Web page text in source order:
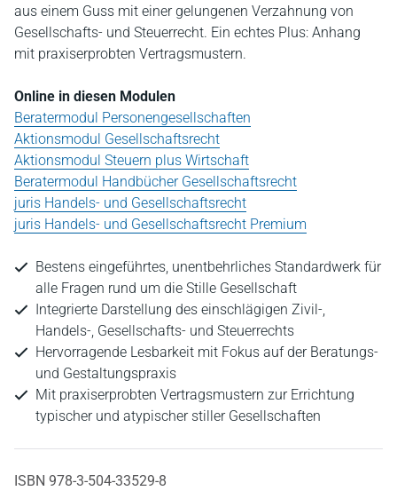
aus einem Guss mit einer gelungenen Verzahnung von
Gesellschafts- und Steuerrecht. Ein echtes Plus: Anhang
mit praxiserprobten Vertragsmustern.
Online in diesen Modulen
Beratermodul Personengesellschaften
Aktionsmodul Gesellschaftsrecht
Aktionsmodul Steuern plus Wirtschaft
Beratermodul Handbücher Gesellschaftsrecht
juris Handels- und Gesellschaftsrecht
juris Handels- und Gesellschaftsrecht Premium
Bestens eingeführtes, unentbehrliches Standardwerk für
alle Fragen rund um die Stille Gesellschaft
Integrierte Darstellung des einschlägigen Zivil-,
Handels-, Gesellschafts- und Steuerrechts
Hervorragende Lesbarkeit mit Fokus auf der Beratungs-
und Gestaltungspraxis
Mit praxiserprobten Vertragsmustern zur Errichtung
typischer und atypischer stiller Gesellschaften
ISBN 978-3-504-33529-8